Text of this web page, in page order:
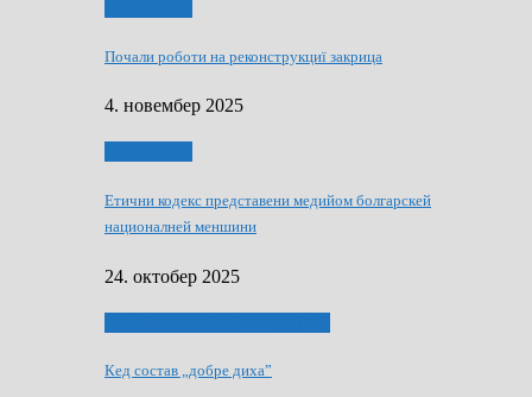
Почали роботи на реконструкциї закрица
4. новембер 2025
Етични кодекс представени медийом болгарскей
националней меншини
24. октобер 2025
Кед состав „добре диха”